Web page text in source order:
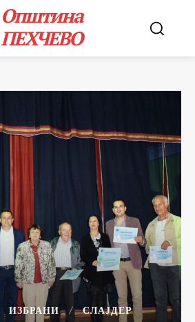
Општина
ПЕХЧЕВО
ИЗБРАНИ СЛАЈДЕР